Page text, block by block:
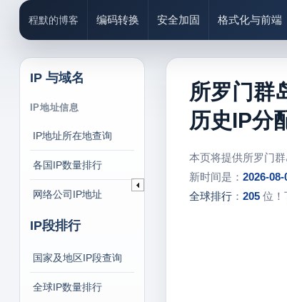
程默的博客 编码转换 安全加固 格式化与前端
IP 与域名
IP地址信息
IP地址所在地查询
各国IP数量排行
网络公司IP地址
IP段排行
国家及地区IP段查询
全球IP数量排行
所罗门群
历史IP分
本页将提供所罗门
新时间是： 2026-08-
全球排行： 205位！